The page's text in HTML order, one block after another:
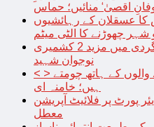
اقصیٰ‘ منائیں؛ حماس
کا عسقلان کے رہائشیوں
شہر چھوڑنے کا الٹی میٹم
بھارتی فوج کی ریاستی دہشت گردی میں مزید 2 کشمیری
نوجوان شہید
< > صیہونی حکومت پر حملہ کرنے والوں کے ہاتھ چومتے
ہیں؛ خامنہ ای
پورٹ پر فلائیٹ آپریشن
معطل